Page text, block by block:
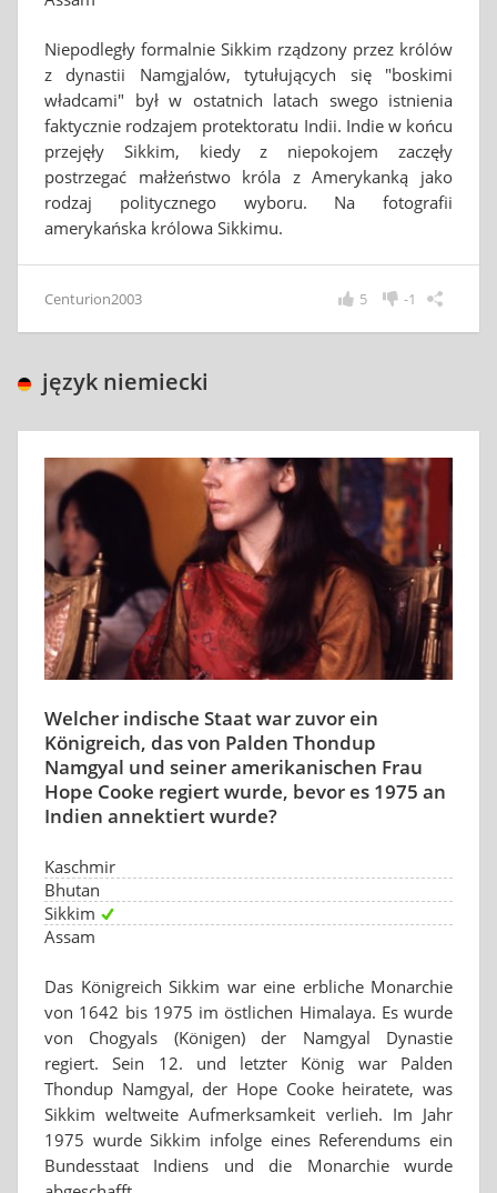
Niepodległy formalnie Sikkim rządzony przez królów
z dynastii Namgjalów, tytułujących się "boskimi
władcami" był w ostatnich latach swego istnienia
faktycznie rodzajem protektoratu Indii. Indie w końcu
przejęły Sikkim, kiedy z niepokojem zaczęły
postrzegać małżeństwo króla z Amerykanką jako
rodzaj politycznego wyboru. Na fotografii
amerykańska królowa Sikkimu.
Centurion2003 -1
5
język niemiecki
Welcher indische Staat war zuvor ein
Königreich, das von Palden Thondup
Namgyal und seiner amerikanischen Frau
Hope Cooke regiert wurde, bevor es 1975 an
Indien annektiert wurde?
Kaschmir
Bhutan
Sikkim
Assam
Das Königreich Sikkim war eine erbliche Monarchie
von 1642 bis 1975 im östlichen Himalaya. Es wurde
von Chogyals (Königen) der Namgyal Dynastie
regiert. Sein 12. und letzter König war Palden
Thondup Namgyal, der Hope Cooke heiratete, was
Sikkim weltweite Aufmerksamkeit verlieh. Im Jahr
1975 wurde Sikkim infolge eines Referendums ein
Bundesstaat Indiens und die Monarchie wurde